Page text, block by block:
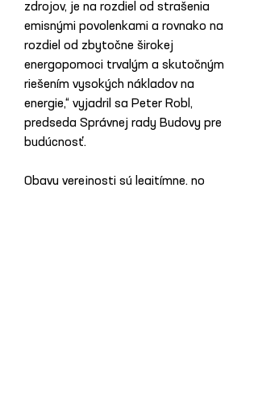
zdrojov, je na rozdiel od strašenia
emisnými povolenkami a rovnako na
rozdiel od zbytočne širokej
energopomoci trvalým a skutočným
riešením vysokých nákladov na
energie,“ vyjadril sa Peter Robl,
predseda Správnej rady Budovy pre
budúcnosť.
Obavy verejnosti sú legitímne, no